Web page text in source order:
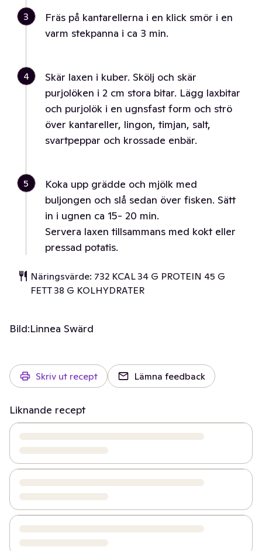
3
Fräs på kantarellerna i en klick smör i en
varm stekpanna i ca 3 min.
4
Skär laxen i kuber. Skölj och skär
purjolöken i 2 cm stora bitar. Lägg laxbitar
och purjolök i en ugnsfast form och strö
över kantareller, lingon, timjan, salt,
svartpeppar och krossade enbär.
5
Koka upp grädde och mjölk med
buljongen och slå sedan över fisken. Sätt
in i ugnen ca 15- 20 min.
Servera laxen tillsammans med kokt eller
pressad potatis.
Näringsvärde: 732 KCAL 34 G PROTEIN 45 G
FETT 38 G KOLHYDRATER
Bild:Linnea Swärd
Skriv ut recept Lämna feedback
Liknande recept